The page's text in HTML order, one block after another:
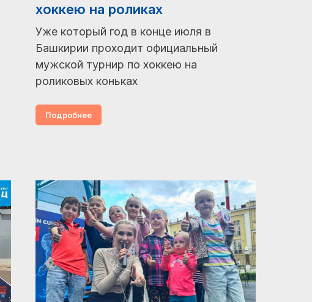
хоккею на роликах
Уже который год в конце июля в
Башкирии проходит официальный
мужской турнир по хоккею на
роликовых коньках
Подробнее